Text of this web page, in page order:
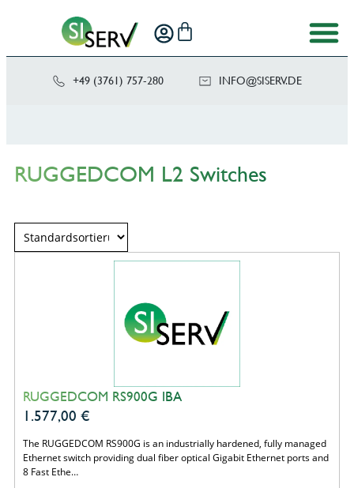
+49 (3761) 757-280 ED.VRE
SIS@OF
NI
RUGGEDCOM L2 Switches
RUGGEDCOM RS900G IBA
1.577,00 €
The RUGGEDCOM RS900G is an industrially hardened, fully managed
Ethernet switch providing dual fiber optical Gigabit Ethernet ports and
8 Fast Ethe…